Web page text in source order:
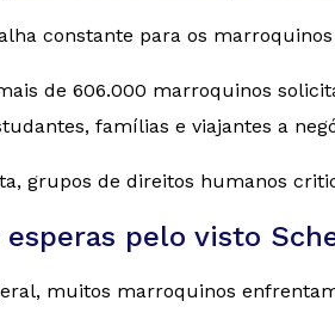
constante para os
de 606.000 marroquinos
famílias e viajantes a
grupos de direitos humanos
esperas pelo visto
muitos marroquinos